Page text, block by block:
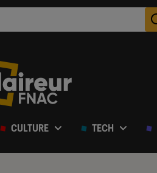
CULTURE TECH